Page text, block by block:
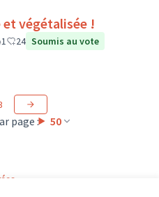
végétalisée !
1 24 Soumis au vote
page : 50